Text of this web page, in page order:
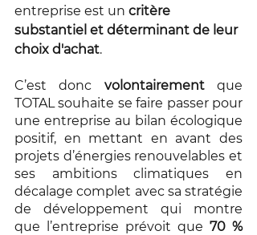
entreprise est un critère
substantiel et déterminant de leur
choix d'achat.
C’est donc volontairement que
TOTAL souhaite se faire passer pour
une entreprise au bilan écologique
positif, en mettant en avant des
projets d’énergies renouvelables et
ses ambitions climatiques en
décalage complet avec sa stratégie
de développement qui montre
que l’entreprise prévoit que 70 %